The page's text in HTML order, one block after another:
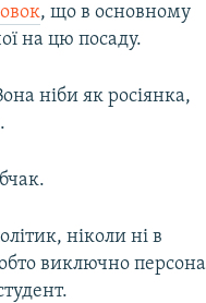
, що в основному
на цю посаду.
ніби як росіянка,
ніколи ні в
виключно персона